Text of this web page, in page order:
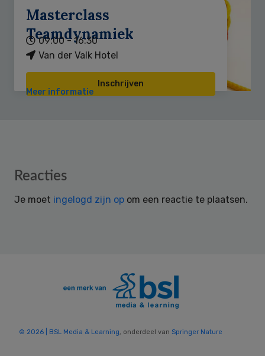
Masterclass
Teamdynamiek
09:00 - 16:30
Van der Valk Hotel
Inschrijven
Meer informatie
Reader
Reacties
Je moet ingelogd zijn op om een reactie te plaatsen.
© 2026 | BSL Media & Learning, onderdeel van Springer Nature